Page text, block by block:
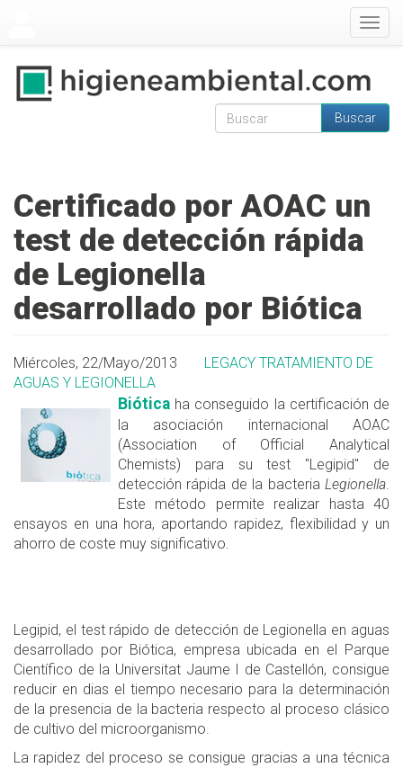
Formulario de
Buscar
Certificado por AOAC un
test de detección rápida
de Legionella
desarrollado por Biótica
Miércoles, 22/Mayo/2013
LEGACY TRATAMIENTO DE
AGUAS Y LEGIONELLA
Biótica ha conseguido la certificación de
la asociación internacional AOAC
(Association of Official Analytical
Chemists) para su test "Legipid" de
detección rápida de la bacteria Legionella.
Este método permite realizar hasta 40
ensayos en una hora, aportando rapidez, flexibilidad y un
ahorro de coste muy significativo.
Legipid, el test rápido de detección de Legionella en aguas
desarrollado por Biótica, empresa ubicada en el Parque
Científico de la Universitat Jaume I de Castellón, consigue
reducir en dias el tiempo necesario para la determinación
de la presencia de la bacteria respecto al proceso clásico
de cultivo del microorganismo.
La rapidez del proceso se consigue gracias a una técnica